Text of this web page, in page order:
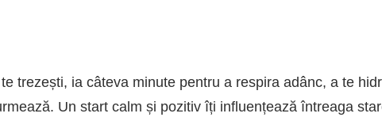
trezești, ia câteva minute pentru a respira adânc, a te
Un start calm și pozitiv îți influențează întreaga